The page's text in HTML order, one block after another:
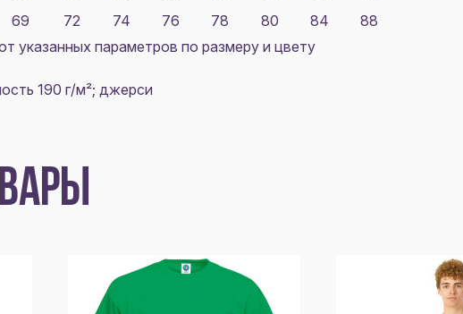
69 72 74 76 78 80 84
88
указанных параметров по размеру и цвету
190 г/м²; джерси